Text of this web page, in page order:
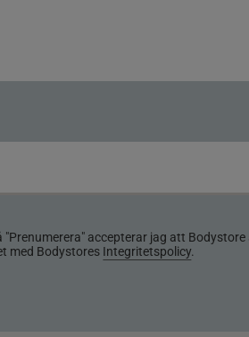
"Prenumerera" accepterar jag att Bodystore
med Bodystores Integritetspolicy.